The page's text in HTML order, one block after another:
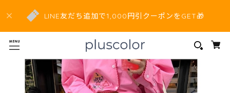
LINE友だち追加で1,000円引クーポンをGET🎁